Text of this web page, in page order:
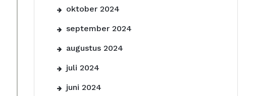
oktober 2024
september 2024
augustus 2024
juli 2024
juni 2024